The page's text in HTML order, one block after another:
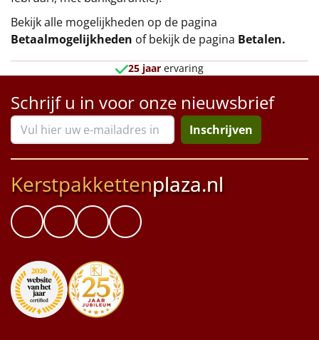
Bekijk alle mogelijkheden op de pagina
Betaalmogelijkheden of bekijk de pagina Betalen.
25 jaar ervaring
Schrijf u in voor onze nieuwsbrief
Inschrijven
Kerstpakkettenplaza.nl